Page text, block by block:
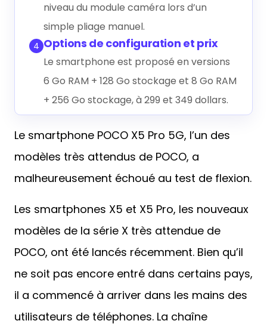
niveau du module caméra lors d’un
simple pliage manuel.
4 Options de configuration et prix
Le smartphone est proposé en versions
6 Go RAM + 128 Go stockage et 8 Go RAM
+ 256 Go stockage, à 299 et 349 dollars.
Le smartphone POCO X5 Pro 5G, l’un des
modèles très attendus de POCO, a
malheureusement échoué au test de flexion.
Les smartphones X5 et X5 Pro, les nouveaux
modèles de la série X très attendue de
POCO, ont été lancés récemment. Bien qu’il
ne soit pas encore entré dans certains pays,
il a commencé à arriver dans les mains des
utilisateurs de téléphones. La chaîne